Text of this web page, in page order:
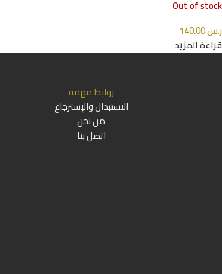
Out of stock
ر.س
قراءة المزيد
روابط مهمه
الاستبدال والإسترجاع
من نحن
اتصل بنا